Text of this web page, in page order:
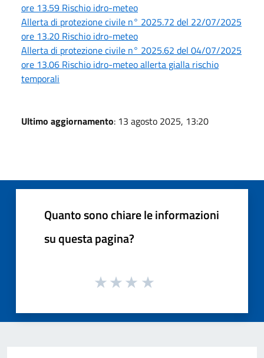
ore 13.59 Rischio idro-meteo
Allerta di protezione civile n° 2025.72 del 22/07/2025
ore 13.20 Rischio idro-meteo
Allerta di protezione civile n° 2025.62 del 04/07/2025
ore 13.06 Rischio idro-meteo allerta gialla rischio
temporali
Ultimo aggiornamento: 13 agosto 2025, 13:20
Quanto sono chiare le informazioni
su questa pagina?